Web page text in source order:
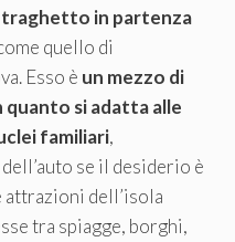
traghetto in partenza
quello di
Esso è un mezzo di
si adatta alle
familiari,
se il desiderio è
dell’isola
tra spiagge, borghi,